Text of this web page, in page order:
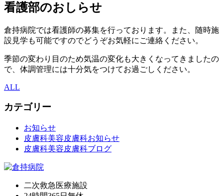
看護部のおしらせ
倉持病院では看護師の募集を行っております。また、随時施
設見学も可能ですのでどうぞお気軽にご連絡ください。
季節の変わり目のため気温の変化も大きくなってきましたの
で、体調管理には十分気をつけてお過ごしください。
ALL
カテゴリー
お知らせ
皮膚科美容皮膚科お知らせ
皮膚科美容皮膚科ブログ
二次救急医療施設